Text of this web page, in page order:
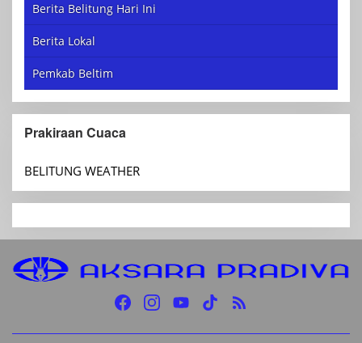
Berita Belitung Hari Ini
Berita Lokal
Pemkab Beltim
Prakiraan Cuaca
BELITUNG WEATHER